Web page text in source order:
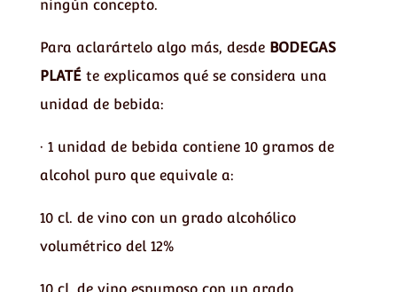
ningún concepto.
Para aclarártelo algo más, desde BODEGAS
PLATÉte explicamos qué se considera una
unidad de bebida:
· 1 unidad de bebida contiene 10 gramos de
alcohol puro que equivale a:
10 cl. de vino con un grado alcohólico
volumétrico del 12%